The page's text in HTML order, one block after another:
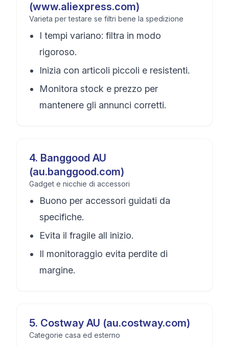
(www.aliexpress.com)
Varieta per testare se filtri bene la spedizione
I tempi variano: filtra in modo
rigoroso.
Inizia con articoli piccoli e resistenti.
Monitora stock e prezzo per
mantenere gli annunci corretti.
4. Banggood AU
(au.banggood.com)
Gadget e nicchie di accessori
Buono per accessori guidati da
specifiche.
Evita il fragile all inizio.
Il monitoraggio evita perdite di
margine.
5. Costway AU (au.costway.com)
Categorie casa ed esterno